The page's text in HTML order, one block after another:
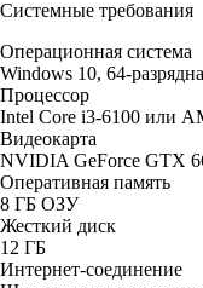
Системные требования
Операционная система
Windows 10, 64-
Процессор
Intel Core i3-6100 или
Видеокарта
NVIDIA GeForce GTX
Оперативная память
8 ГБ ОЗУ
Жесткий диск
12 ГБ
Интернет-соединение